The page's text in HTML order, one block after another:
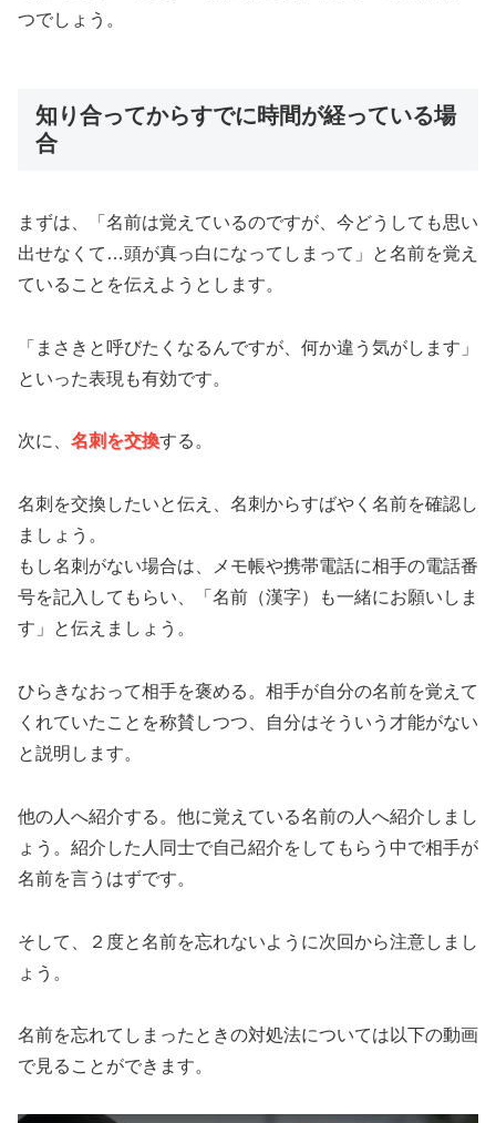
つでしょう。
知り合ってからすでに時間が経っている場
合
まずは、「名前は覚えているのですが、今どうしても思い
出せなくて…頭が真っ白になってしまって」と名前を覚え
ていることを伝えようとします。
「まさきと呼びたくなるんですが、何か違う気がします」
といった表現も有効です。
次に、 名刺を交換する。
名刺を交換したいと伝え、名刺からすばやく名前を確認し
ましょう。
もし名刺がない場合は、メモ帳や携帯電話に相手の電話番
号を記入してもらい、「名前（漢字）も一緒にお願いしま
す」と伝えましょう。
ひらきなおって相手を褒める。相手が自分の名前を覚えて
くれていたことを称賛しつつ、自分はそういう才能がない
と説明します。
他の人へ紹介する。他に覚えている名前の人へ紹介しまし
ょう。紹介した人同士で自己紹介をしてもらう中で相手が
名前を言うはずです。
そして、２度と名前を忘れないように次回から注意しまし
ょう。
名前を忘れてしまったときの対処法については以下の動画
で見ることができます。